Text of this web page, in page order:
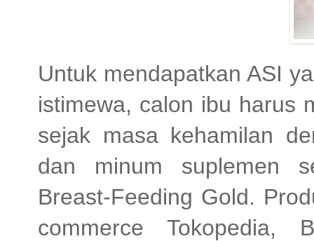
Untuk mendapatkan ASI
istimewa, calon ibu harus
sejak masa kehamilan
dan minum suplemen
Breast-Feeding Gold.
commerce